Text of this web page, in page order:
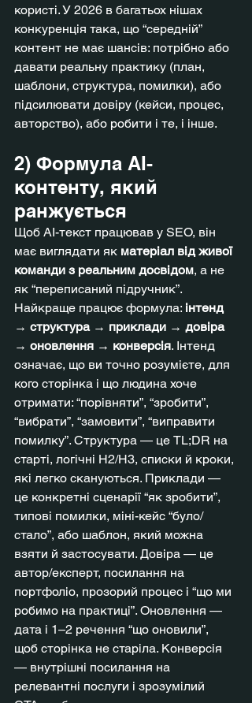
користі. У 2026 в багатьох нішах
конкуренція така, що “середній”
контент не має шансів: потрібно або
давати реальну практику (план,
шаблони, структура, помилки), або
підсилювати довіру (кейси, процес,
авторство), або робити і те, і інше.
2) Формула AI-
контенту, який
ранжується
Щоб AI-текст працював у SEO, він
має виглядати як матеріал від живої
команди з реальним досвідом, а не
як “переписаний підручник”.
Найкраще працює формула: інтенд
→ структура → приклади → довіра
→ оновлення → конверсія. Інтенд
означає, що ви точно розумієте, для
кого сторінка і що людина хоче
отримати: “порівняти”, “зробити”,
“вибрати”, “замовити”, “виправити
помилку”. Структура — це TL;DR на
старті, логічні H2/H3, списки й кроки,
які легко скануються. Приклади —
це конкретні сценарії “як зробити”,
типові помилки, міні-кейс “було/
стало”, або шаблон, який можна
взяти й застосувати. Довіра — це
автор/експерт, посилання на
портфоліо, прозорий процес і “що ми
робимо на практиці”. Оновлення —
дата і 1–2 речення “що оновили”,
щоб сторінка не старіла. Конверсія
— внутрішні посилання на
релевантні послуги і зрозумілий